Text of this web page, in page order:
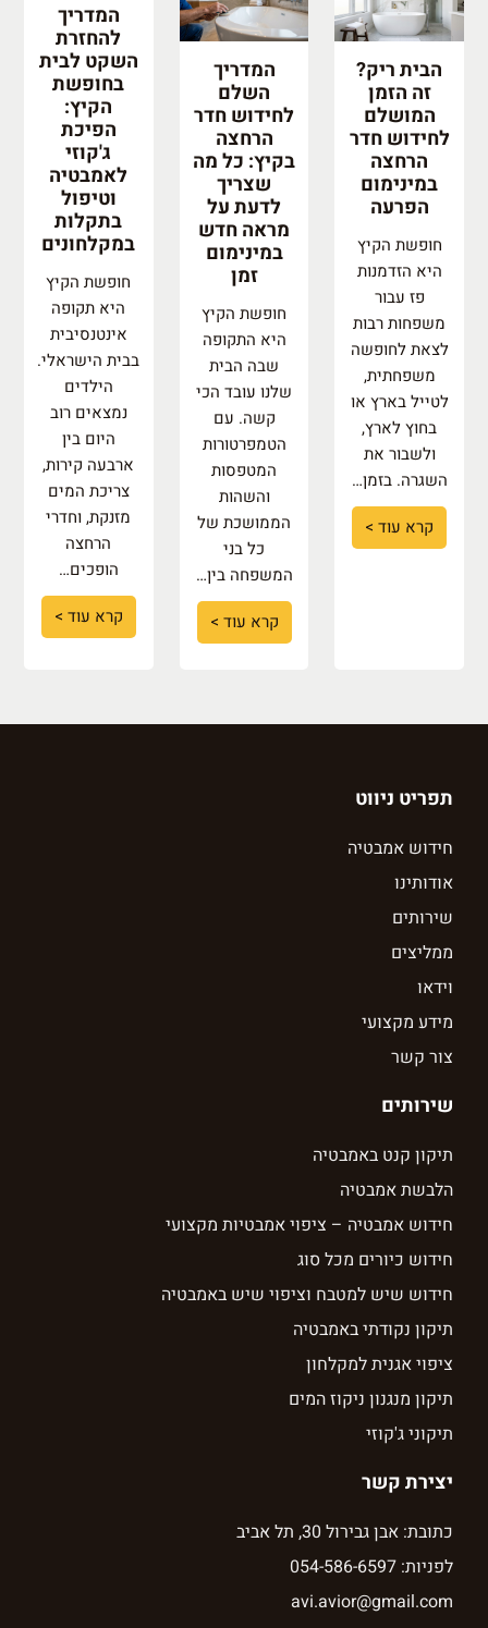
הבית ריק?
זה הזמן
המושלם
לחידוש חדר
הרחצה
במינימום
הפרעה
חופשת הקיץ
היא הזדמנות
פז עבור
משפחות רבות
לצאת לחופשה
משפחתית,
לטייל בארץ או
בחוץ לארץ,
ולשבור את
השגרה. בזמן…
קרא עוד >
המדריך
השלם
לחידוש חדר
הרחצה
בקיץ: כל מה
שצריך
לדעת על
מראה חדש
במינימום
זמן
חופשת הקיץ
היא התקופה
שבה הבית
שלנו עובד הכי
קשה. עם
הטמפרטורות
המטפסות
והשהות
הממושכת של
כל בני
המשפחה בין…
קרא עוד >
המדריך
להחזרת
השקט לבית
בחופשת
הקיץ:
הפיכת
ג'קוזי
לאמבטיה
וטיפול
בתקלות
במקלחונים
חופשת הקיץ
היא תקופה
אינטנסיבית
בבית הישראלי.
הילדים
נמצאים רוב
היום בין
ארבעה קירות,
צריכת המים
מזנקת, וחדרי
הרחצה
הופכים…
קרא עוד >
תפריט ניווט
חידוש אמבטיה
אודותינו
שירותים
ממליצים
וידאו
מידע מקצועי
צור קשר
שירותים
תיקון קנט באמבטיה
הלבשת אמבטיה
חידוש אמבטיה – ציפוי אמבטיות מקצועי
חידוש כיורים מכל סוג
חידוש שיש למטבח וציפוי שיש באמבטיה
תיקון נקודתי באמבטיה
ציפוי אגנית למקלחון
תיקון מנגנון ניקוז המים
תיקוני ג'קוזי
יצירת קשר
כתובת: אבן גבירול 30, תל אביב
לפניות: 054-586-6597
avi.avior@gmail.com